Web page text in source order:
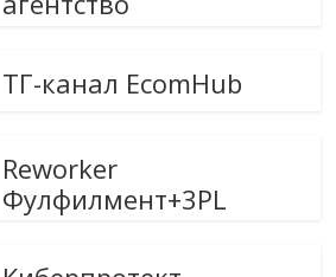
ТГ-канал EcomHub
Reworker
Фулфилмент+3PL